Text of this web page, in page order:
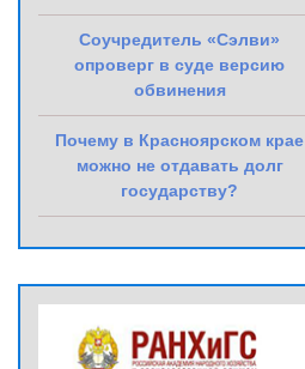
Соучредитель «Сэлви»
опроверг в суде версию
обвинения
Почему в Красноярском крае
можно не отдавать долг
государству?